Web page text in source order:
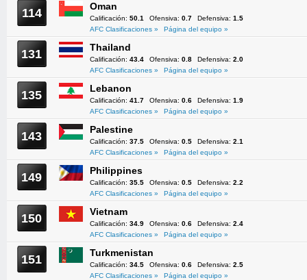
114 Oman
Calificación: 50.1 Ofensiva: 0.7 Defensiva: 1.5
AFC Clasificaciones »
Página del equipo »
131 Thailand
Calificación: 43.4 Ofensiva: 0.8 Defensiva: 2.0
AFC Clasificaciones »
Página del equipo »
135 Lebanon
Calificación: 41.7 Ofensiva: 0.6 Defensiva: 1.9
AFC Clasificaciones »
Página del equipo »
143 Palestine
Calificación: 37.5 Ofensiva: 0.5 Defensiva: 2.1
AFC Clasificaciones »
Página del equipo »
149 Philippines
Calificación: 35.5 Ofensiva: 0.5 Defensiva: 2.2
AFC Clasificaciones »
Página del equipo »
150 Vietnam
Calificación: 34.9 Ofensiva: 0.6 Defensiva: 2.4
AFC Clasificaciones »
Página del equipo »
151 Turkmenistan
Calificación: 34.5 Ofensiva: 0.6 Defensiva: 2.5
AFC Clasificaciones »
Página del equipo »